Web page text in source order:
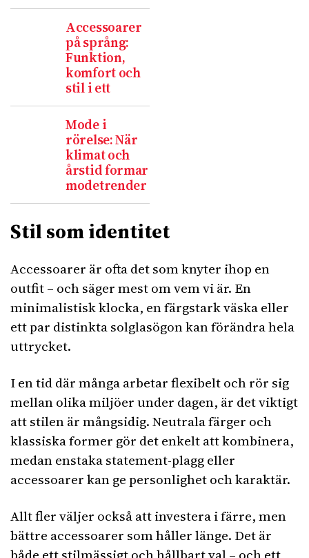
Accessoarer
på språng:
Funktion,
komfort och
stil i ett
Mode i
rörelse: När
klimat och
årstid formar
modetrender
Stil som identitet
Accessoarer är ofta det som knyter ihop en
outfit – och säger mest om vem vi är. En
minimalistisk klocka, en färgstark väska eller
ett par distinkta solglasögon kan förändra hela
uttrycket.
I en tid där många arbetar flexibelt och rör sig
mellan olika miljöer under dagen, är det viktigt
att stilen är mångsidig. Neutrala färger och
klassiska former gör det enkelt att kombinera,
medan enstaka statement-plagg eller
accessoarer kan ge personlighet och karaktär.
Allt fler väljer också att investera i färre, men
bättre accessoarer som håller länge. Det är